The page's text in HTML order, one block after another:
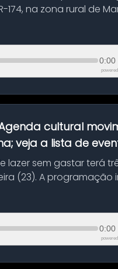
na zona rural de
0:00
cultural
veja a lista de
lazer sem gastar terá
(23). A
0:00